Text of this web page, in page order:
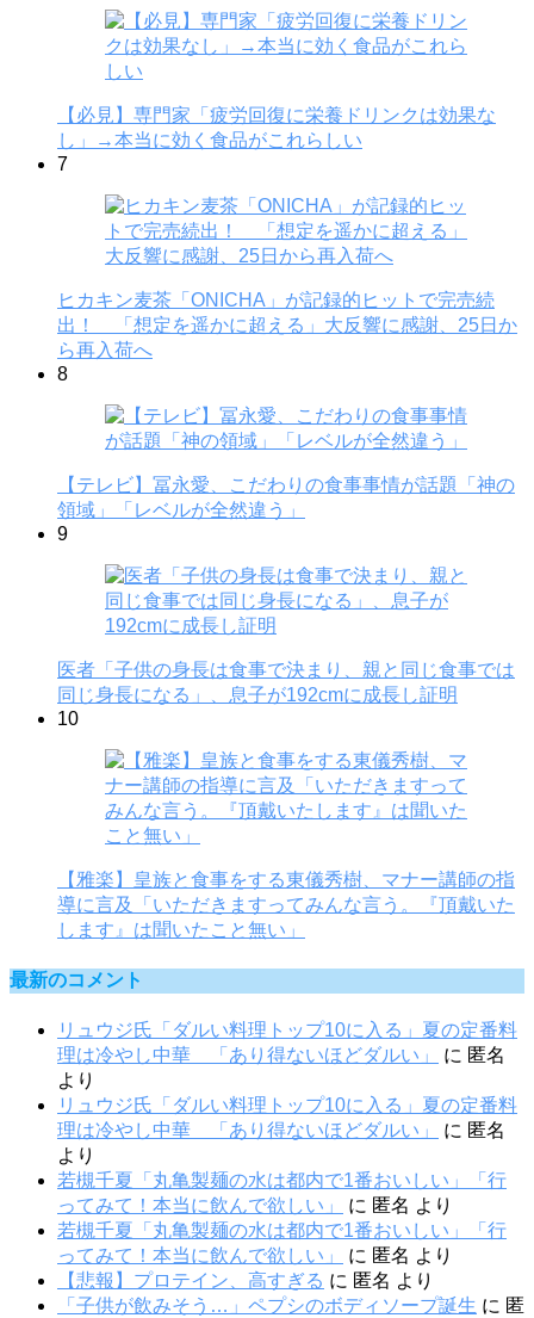
【必見】専門家「疲労回復に栄養ドリンクは効果な
し」→本当に効く食品がこれらしい
7
ヒカキン麦茶「ONICHA」が記録的ヒットで完売続
出！ 「想定を遥かに超える」大反響に感謝、25日か
ら再入荷へ
8
【テレビ】冨永愛、こだわりの食事事情が話題「神の
領域」「レベルが全然違う」
9
医者「子供の身長は食事で決まり、親と同じ食事では
同じ身長になる」、息子が192cmに成長し証明
10
【雅楽】皇族と食事をする東儀秀樹、マナー講師の指
導に言及「いただきますってみんな言う。『頂戴いた
します』は聞いたこと無い」
最新のコメント
リュウジ氏「ダルい料理トップ10に入る」夏の定番料
理は冷やし中華 「あり得ないほどダルい」
に 匿名
より
リュウジ氏「ダルい料理トップ10に入る」夏の定番料
理は冷やし中華 「あり得ないほどダルい」
に 匿名
より
若槻千夏「丸亀製麺の水は都内で1番おいしい」「行
ってみて！本当に飲んで欲しい」
に 匿名 より
若槻千夏「丸亀製麺の水は都内で1番おいしい」「行
ってみて！本当に飲んで欲しい」
に 匿名 より
【悲報】プロテイン、高すぎる に 匿名 より
「子供が飲みそう…」ペプシのボディソープ誕生 に 匿